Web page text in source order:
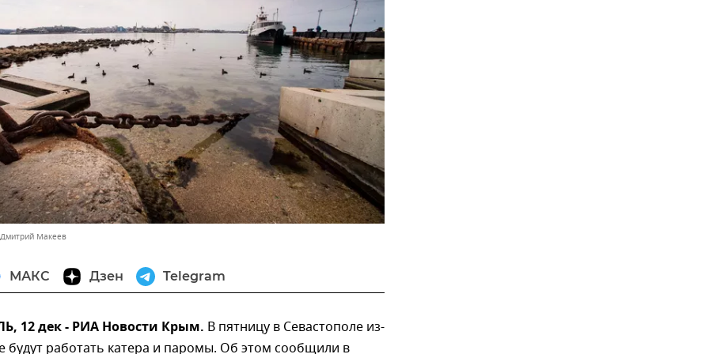
Макеев
МАКС Дзен Telegram
12 дек - РИА Новости Крым. В пятницу в Севастополе из-
будут работать катера и паромы. Об этом сообщили в